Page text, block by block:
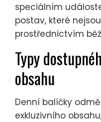
speciálním
postav, které
prostřednictvím
Typy
obsahu
Denní balíčky
exkluzivního